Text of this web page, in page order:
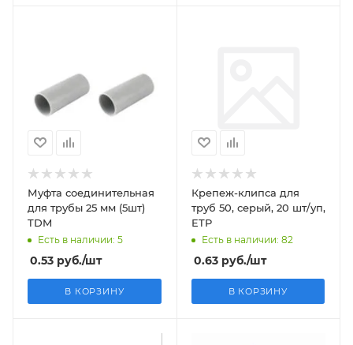
Муфта соединительная
для трубы 25 мм (5шт)
TDM
Есть в наличии: 5
0.53 руб./шт
В КОРЗИНУ
Крепеж-клипса для
труб 50, серый, 20 шт/уп,
ETP
Есть в наличии: 82
0.63руб./шт
В КОРЗИНУ